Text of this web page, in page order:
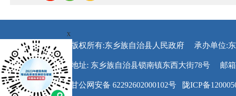
版权所有:东乡族自治县人民政府 承办单位:
地址: 东乡族自治县锁南镇东西大街78号 邮
甘公网安备 62292602000102号 陇ICP备
x